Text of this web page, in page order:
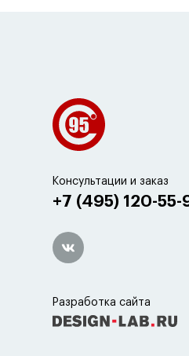
Консультации и заказ
+7 (495) 120-55-
Разработка сайта